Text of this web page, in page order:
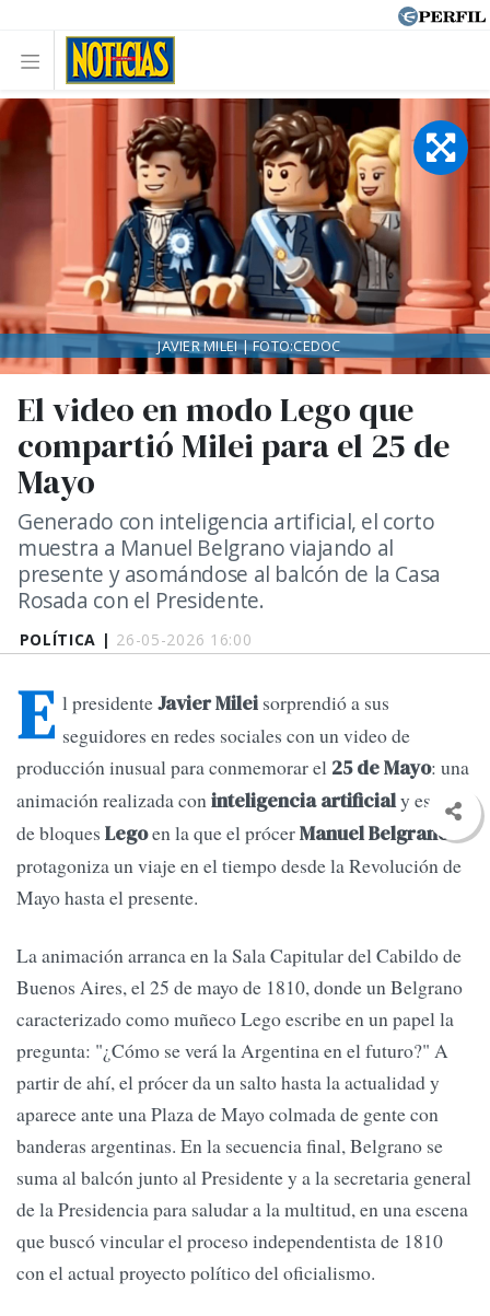
POLÍTICA | 26-05-2026 16:00
El video en modo Lego que
compartió Milei para el 25 de
Mayo
Generado con inteligencia artificial, el corto
muestra a Manuel Belgrano viajando al
presente y asomándose al balcón de la Casa
Rosada con el Presidente.
JAVIER MILEI | FOTO:CEDOC
E l presidenteJavier Milei sorprendió a sus
seguidores en redes sociales con un video de
producción inusual para conmemorar el 25 de Mayo: una
animación realizada coninteligencia artificialy estética
de bloques Legoen la que el prócerManuel Belgrano
protagoniza un viaje en el tiempo desde la Revolución de
Mayo hasta el presente.
La animación arranca en la Sala Capitular del Cabildo de
Buenos Aires, el 25 de mayo de 1810, donde un Belgrano
caracterizado como muñeco Lego escribe en un papel la
pregunta: "¿Cómo se verá la Argentina en el futuro?" A
partir de ahí, el prócer da un salto hasta la actualidad y
aparece ante una Plaza de Mayo colmada de gente con
banderas argentinas. En la secuencia final, Belgrano se
suma al balcón junto al Presidente y a la secretaria general
de la Presidencia para saludar a la multitud, en una escena
que buscó vincular el proceso independentista de 1810
con el actual proyecto político del oficialismo.